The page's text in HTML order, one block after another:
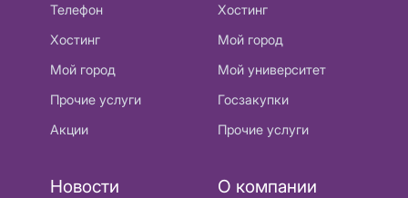
Телефон
Хостинг
Мой город
Прочие услуги
Акции
Хостинг
Мой город
Мой университет
Госзакупки
Прочие услуги
Новости О компании